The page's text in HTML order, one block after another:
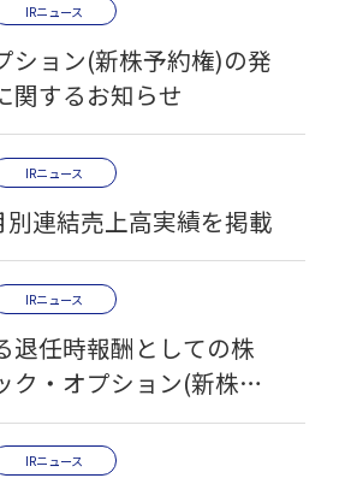
IRニュース
ション(新株予約権)の発
関するお知らせ
IRニュース
連結売上高実績を掲載
IRニュース
退任時報酬としての株
ク・オプション(新株予
するお知らせ
IRニュース